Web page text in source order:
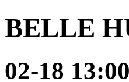
BELLE
02-18 13:00